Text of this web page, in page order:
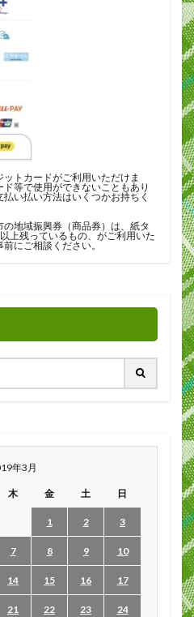
トカードがご利用いただけま
等で使用ができないこともあり
い払い方法はいくつかお持ちく
地域振興券（商品券）は、紙タ
上残っているもの、がご利用いた
にご相談ください。
年3月
木 金 土 日
1 2 3
7 8 9 10
14 15 16 17
21 22 23 24